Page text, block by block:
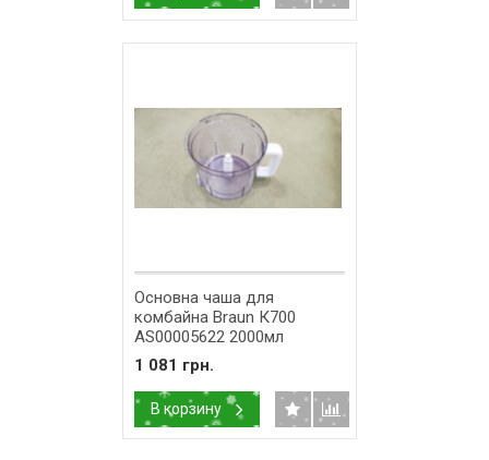
Основна чаша для
комбайна Braun К700
AS00005622 2000мл
1 081 грн.
В корзину